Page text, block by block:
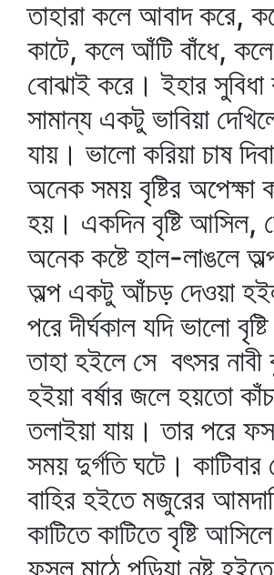
তাহারা কলে আবাদ করে,
কাটে, কলে আঁটি বাঁধে,
বোঝাই করে। ইহার সুবিধা
সামান্য একটু ভাবিয়া
যায়। ভালো করিয়া চাষ
অনেক সময় বৃষ্টির অপেক্ষা
হয়। একদিন বৃষ্টি আসিল,
অনেক কষ্টে হাল-লাঙলে
অল্প একটু আঁচড় দেওয়া
পরে দীর্ঘকাল যদি ভালো
তাহা হইলে সে বৎসর নাবী
হইয়া বর্ষার জলে হয়তো
তলাইয়া যায়। তার পরে
সময় দুর্গতি ঘটে।
বাহির হইতে মজুরের
কাটিতে কাটিতে বৃষ্টি